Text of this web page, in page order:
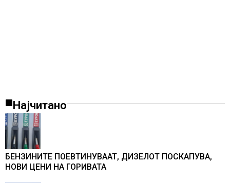
Најчитано
БЕНЗИНИТЕ ПОЕВТИНУВААТ, ДИЗЕЛОТ ПОСКАПУВА,
НОВИ ЦЕНИ НА ГОРИВАТА